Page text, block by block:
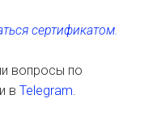
сертификатом.
вопросы по
в Telegram